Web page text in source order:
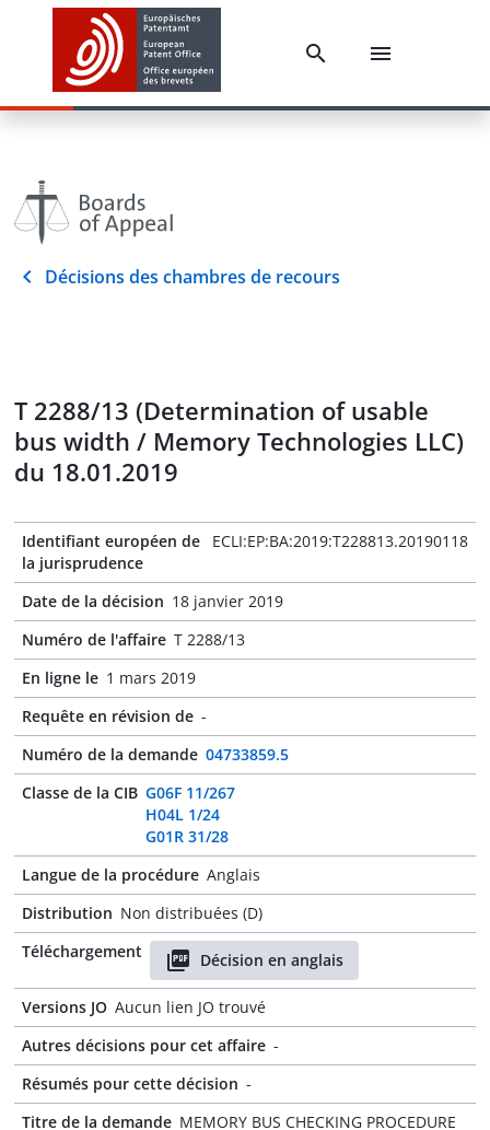
Décisions des chambres de recours
T 2288/13 (Determination of usable
bus width / Memory Technologies LLC)
du 18.01.2019
Identifiant européen de
la jurisprudence
ECLI:EP:BA:2019:T228813.20190118
Date de la décision 18 janvier 2019
Numéro de l'affaire T 2288/13
En ligne le 1 mars 2019
Requête en révision de -
Numéro de la demande 04733859.5
Classe de la CIB G06F 11/267
H04L 1/24
G01R 31/28
Langue de la procédure Anglais
Distribution Non distribuées (D)
Téléchargement
Décision en anglais
Versions JO Aucun lien JO trouvé
Autres décisions pour cet affaire -
Résumés pour cette décision -
Titre de la demande MEMORY BUS CHECKING PROCEDURE